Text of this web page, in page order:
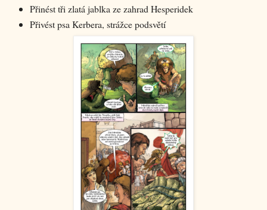
Přinést tři zlatá jablka ze zahrad Hesperidek
Přivést psa Kerbera, strážce podsvětí